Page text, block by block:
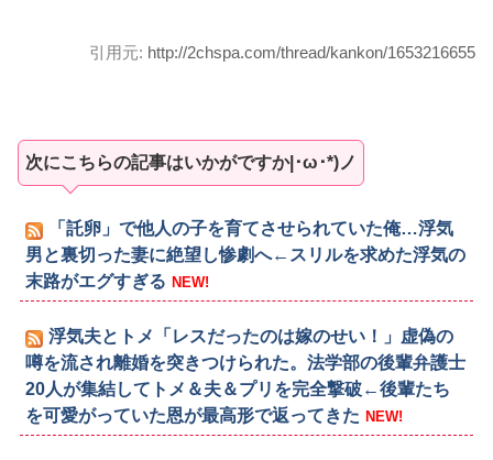
引用元: http://2chspa.com/thread/kankon/1653216655
次にこちらの記事はいかがですか|･ω･*)ノ
「託卵」で他人の子を育てさせられていた俺…浮気
男と裏切った妻に絶望し惨劇へ←スリルを求めた浮気の
末路がエグすぎる NEW!
浮気夫とトメ「レスだったのは嫁のせい！」虚偽の
噂を流され離婚を突きつけられた。法学部の後輩弁護士
20人が集結してトメ＆夫＆プリを完全撃破←後輩たち
を可愛がっていた恩が最高形で返ってきた NEW!